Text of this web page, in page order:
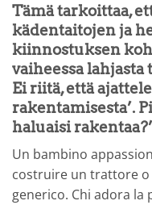
Tämä tarkoittaa,
kädentaitojen ja
kiinnostuksen
vaiheessa
Ei riitä, että
rakentamisesta’.
haluaisi
Un bambino
costruire un trattore
generico. Chi adora